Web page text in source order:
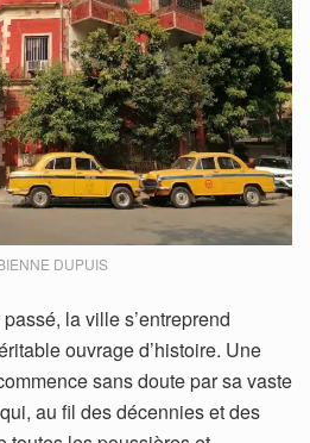
DUPUIS
la ville s’entreprend
ouvrage d’histoire. Une
sans doute par sa vaste
au fil des décennies et des